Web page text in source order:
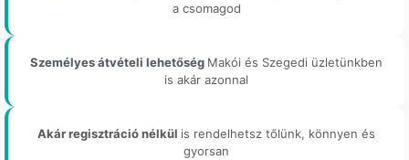
a csomagod
Személyes átvételi lehetőség Makói és Szegedi üzletünkben
is akár azonnal
Akár regisztráció nélkül is rendelhetsz tőlünk, könnyen és
gyorsan